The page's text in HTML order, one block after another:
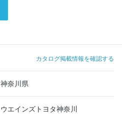
カタログ掲載情報を確認する
神奈川県
ウエインズトヨタ神奈川